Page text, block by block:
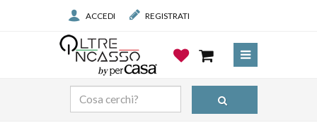
ACCEDI REGISTRATI